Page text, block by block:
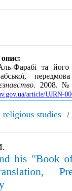
опис:
Фарабі та його
. 2008. №
article/UJRN-
studies
his "Book